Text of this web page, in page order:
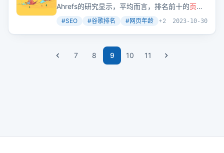
Ahrefs的研究显示，平均而言，排名前十的页面
有超过两年的历史，而排名第一的
页面平均接近
新词最快一周就能拿到排名，两周能进首页。
#SEO #谷歌排名 #网页年龄 +2 2023-10-30
7 8 9 10 11